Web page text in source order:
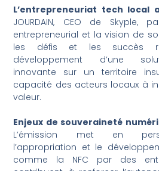
L’entrepreneuriat tech local
JOURDAIN, CEO de Skyple,
entrepreneurial et la vision de
les défis et les succès
développement d’une
innovante sur un territoire
capacité des acteurs locaux à
valeur.
Enjeux de souveraineté
L’émission met en
l’appropriation et le
comme la NFC par des